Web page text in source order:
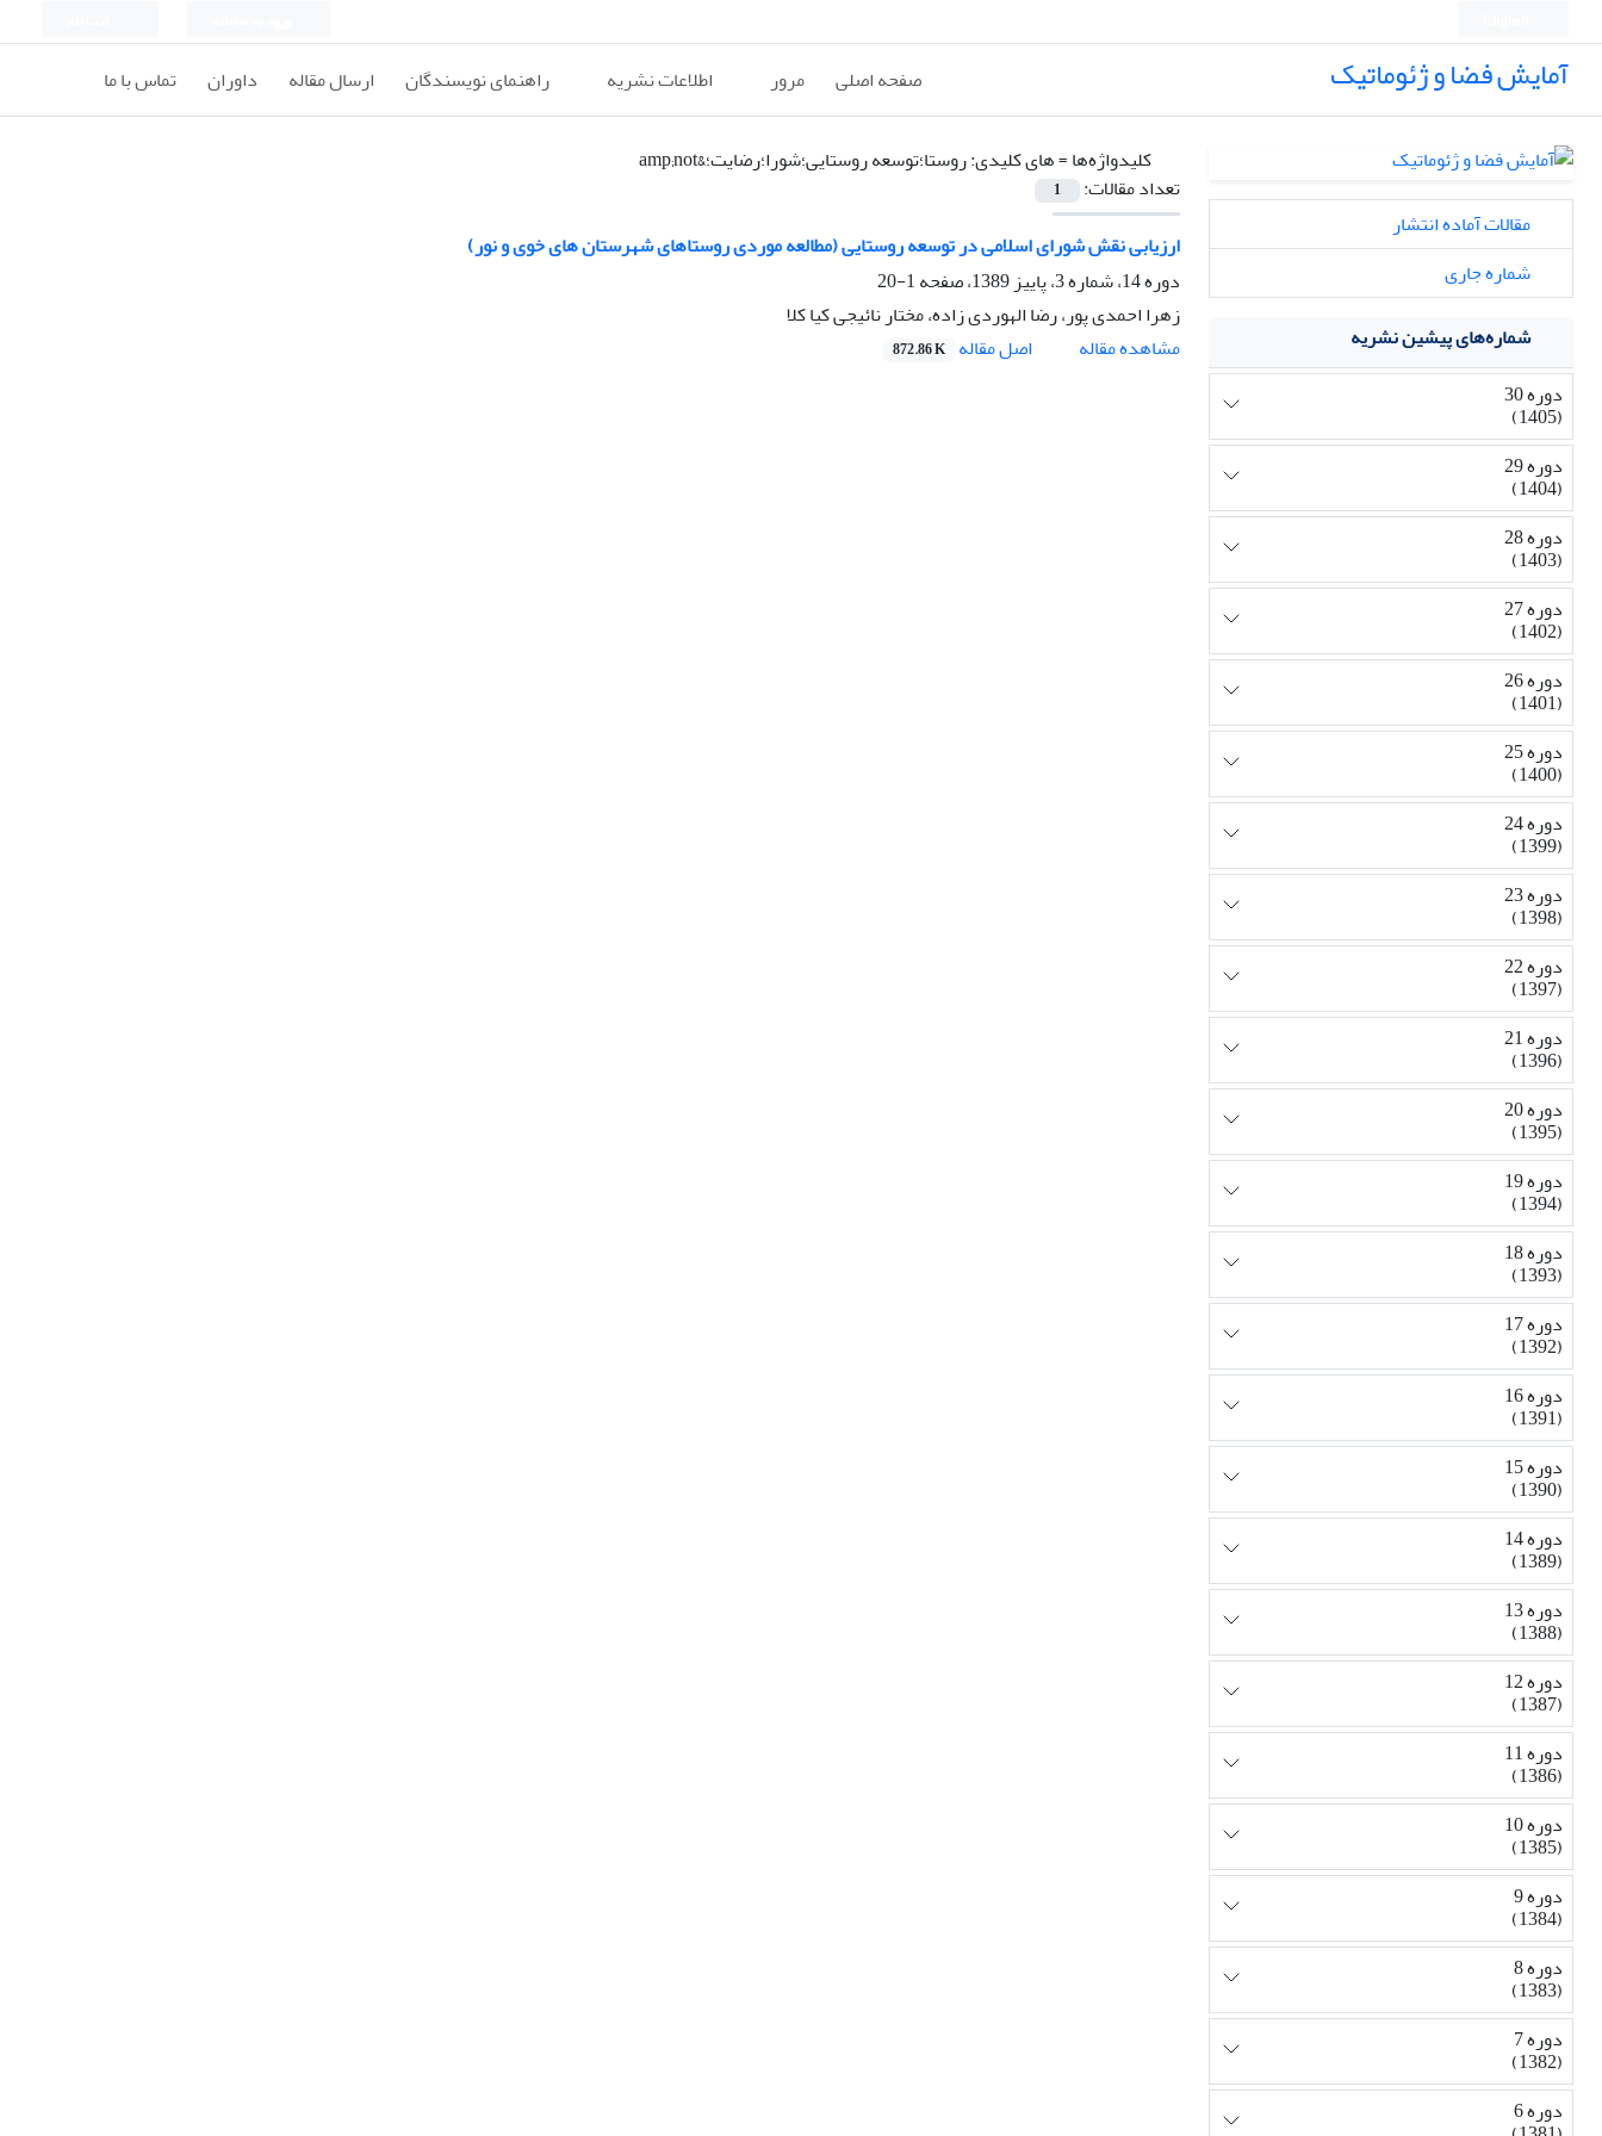
آمایش فضا و ژئوماتیک صفحه اصلی مرور اطلاعات نشریه راهنمای نویسندگان ارسال مقاله داوران تماس با ما
کلیدواژه‌ها =های کلیدی: روستا؛توسعه روستایی؛شورا؛رضایت؛&amp;not
تعداد مقالات:
1
ارزیابی نقش شورای اسلامی در توسعه روستایی (مطالعه موردی روستاهای شهرستان های خوی و نور)
دوره 14، شماره 3، پاییز 1389، صفحه
1-20
زهرا احمدی پور، رضا الهوردی زاده، مختار نائیجی کیا کلا
مشاهده مقاله
اصل مقاله 872.86 K
مقالات آماده انتشار
شماره جاری
شماره‌های پیشین نشریه
دوره 30
(1405)
دوره 29
(1404)
دوره 28
(1403)
دوره 27
(1402)
دوره 26
(1401)
دوره 25
(1400)
دوره 24
(1399)
دوره 23
(1398)
دوره 22
(1397)
دوره 21
(1396)
دوره 20
(1395)
دوره 19
(1394)
دوره 18
(1393)
دوره 17
(1392)
دوره 16
(1391)
دوره 15
(1390)
دوره 14
(1389)
دوره 13
(1388)
دوره 12
(1387)
دوره 11
(1386)
دوره 10
(1385)
دوره 9
(1384)
دوره 8
(1383)
دوره 7
(1382)
دوره 6